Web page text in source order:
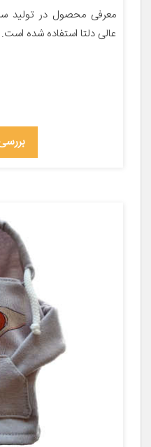
معرفی محصول در تولید
عالی دلتا استفاده شده